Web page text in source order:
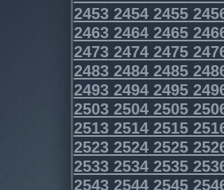
245324542455
246324642465
247324742475
248324842485
249324942495
250325042505
251325142515
252325242525
253325342535
254325442545